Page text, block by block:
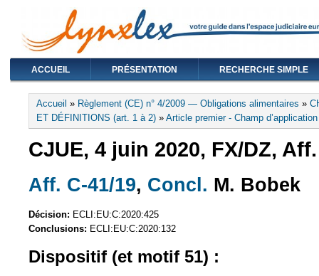
ACCUEIL PRÉSENTATION RECHERCHE SIMPLE
Vous êtes ici
Accueil » Règlement (CE) n° 4/2009 — Obligations alimentaires »
ET DÉFINITIONS (art. 1 à 2) » Article premier - Champ d’application
CJUE, 4 juin 2020, FX/DZ,
Aff. C-41/19 (le lien est externe)
, Concl. (le lien est
M. Bobek
Décision: ECLI:EU:C:2020:425
Conclusions: ECLI:EU:C:2020:132
Dispositif (et motif 51) :